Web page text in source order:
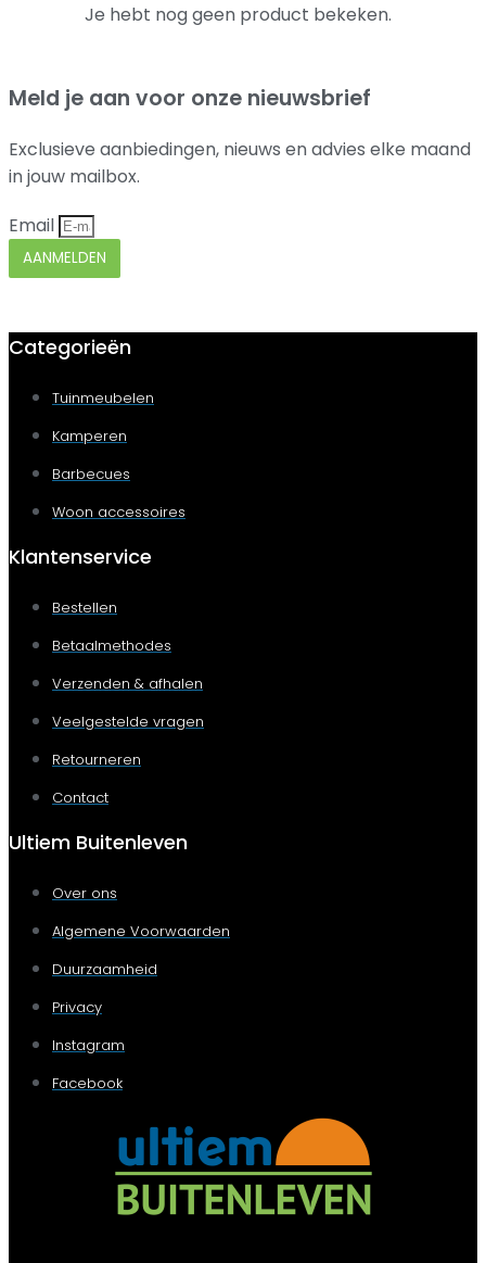
Je hebt nog geen product bekeken.
Meld je aan voor onze nieuwsbrief
Exclusieve aanbiedingen, nieuws en advies elke maand
in jouw mailbox.
Email
AANMELDEN
Categorieën
Tuinmeubelen
Kamperen
Barbecues
Woon accessoires
Klantenservice
Bestellen
Betaalmethodes
Verzenden & afhalen
Veelgestelde vragen
Retourneren
Contact
Ultiem Buitenleven
Over ons
Algemene Voorwaarden
Duurzaamheid
Privacy
Instagram
Facebook